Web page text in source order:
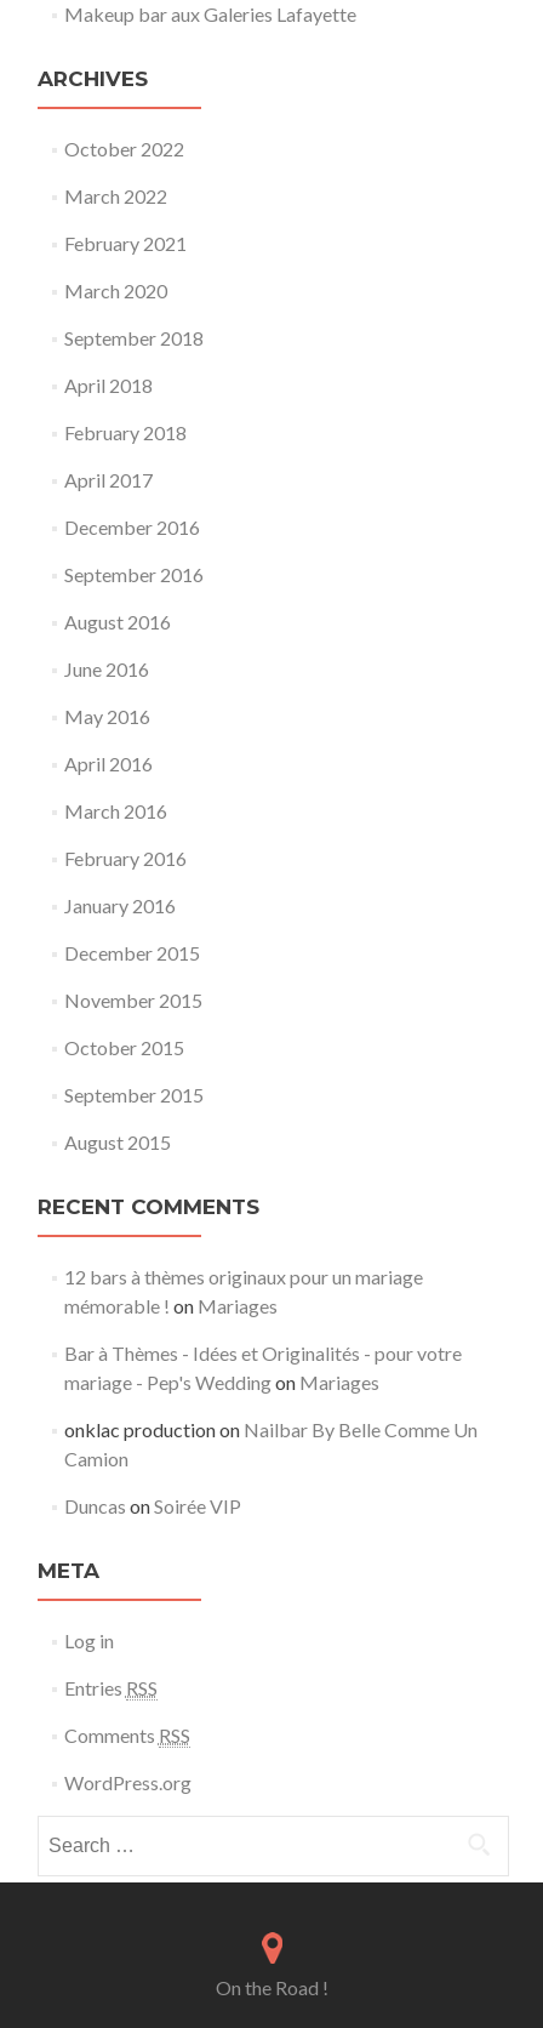
Makeup bar aux Galeries Lafayette
ARCHIVES
October 2022
March 2022
February 2021
March 2020
September 2018
April 2018
February 2018
April 2017
December 2016
September 2016
August 2016
June 2016
May 2016
April 2016
March 2016
February 2016
January 2016
December 2015
November 2015
October 2015
September 2015
August 2015
RECENT COMMENTS
12 bars à thèmes originaux pour un mariage
mémorable ! on Mariages
Bar à Thèmes - Idées et Originalités - pour votre
mariage - Pep's Weddingon Mariages
onklac productionon Nailbar By Belle Comme Un
Camion
Duncas onSoirée VIP
META
Log in
Entries RSS
Comments RSS
WordPress.org
On the Road !